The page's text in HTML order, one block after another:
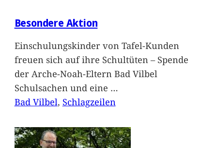
Besondere Aktion
Einschulungskinder von Tafel-Kunden
freuen sich auf ihre Schultüten – Spende
der Arche-Noah-Eltern Bad Vilbel
Schulsachen und eine …
Bad Vilbel, Schlagzeilen